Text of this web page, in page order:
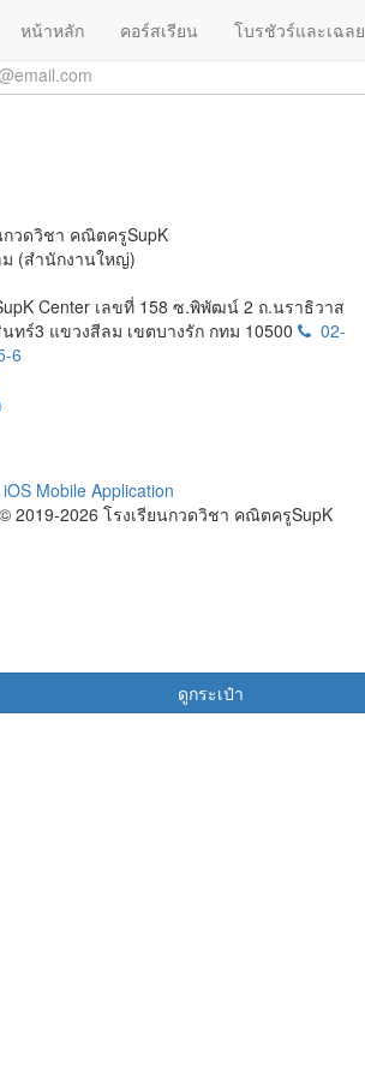
หน้าหลัก(current)คอร์สเรียน โบรชัวร์และเฉลย
กวดวิชา คณิตครูSupK
(สำนักงานใหญ่)
Center เลขที่ 158 ซ.พิพัฒน์ 2 ถ.นราธิวาส
ทร์3 แขวงสีลม เขตบางรัก กทม 10500
02-
6
2019-2026 โรงเรียนกวดวิชา คณิตครูSupK
ดูกระเป๋า